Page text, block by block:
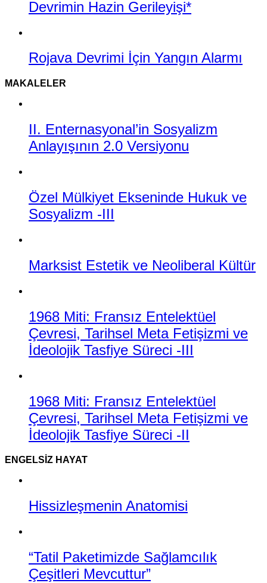
Devrimin Hazin Gerileyişi*
Rojava Devrimi İçin Yangın Alarmı
MAKALELER
II. Enternasyonal’in Sosyalizm
Anlayışının 2.0 Versiyonu
Özel Mülkiyet Ekseninde Hukuk ve
Sosyalizm -III
Marksist Estetik ve Neoliberal Kültür
1968 Miti: Fransız Entelektüel
Çevresi, Tarihsel Meta Fetişizmi ve
İdeolojik Tasfiye Süreci -III
1968 Miti: Fransız Entelektüel
Çevresi, Tarihsel Meta Fetişizmi ve
İdeolojik Tasfiye Süreci -II
ENGELSIZ HAYAT
Hissizleşmenin Anatomisi
“Tatil Paketimizde Sağlamcılık
Çeşitleri Mevcuttur”